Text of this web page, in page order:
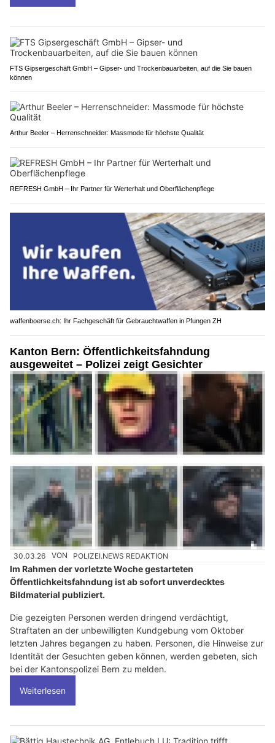
FTS Gipsergeschäft GmbH – Gipser- und Trockenbauarbeiten, auf die Sie bauen
können
Arthur Beeler – Herrenschneider: Massmode für höchste Qualität
REFRESH GmbH – Ihr Partner für Werterhalt und Oberflächenpflege
waffenboerse.ch: Ihr Fachgeschäft für Gebrauchtwaffen in Pfungen ZH
Kanton Bern: Öffentlichkeitsfahndung
ausgeweitet – Polizei zeigt Gesichter
30.03.26 VON POLIZEI.NEWS REDAKTION
Im Rahmen der vorletzte Woche gestarteten
Öffentlichkeitsfahndung ist ab sofort unverdecktes
Bildmaterial publiziert.
Die gezeigten Personen werden dringend verdächtigt,
Straftaten an der unbewilligten Kundgebung vom Oktober
letzten Jahres begangen zu haben. Personen, die Hinweise zur
Identität der Gesuchten geben können, werden gebeten, sich
bei der Kantonspolizei Bern zu melden.
Weiterlesen